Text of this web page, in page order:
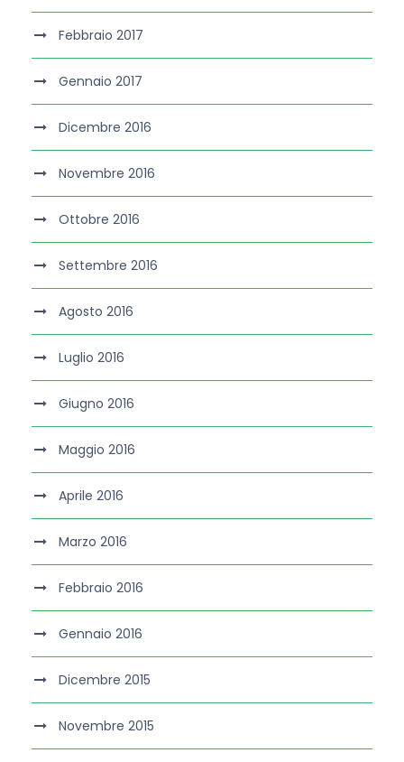
Febbraio 2017
Gennaio 2017
Dicembre 2016
Novembre 2016
Ottobre 2016
Settembre 2016
Agosto 2016
Luglio 2016
Giugno 2016
Maggio 2016
Aprile 2016
Marzo 2016
Febbraio 2016
Gennaio 2016
Dicembre 2015
Novembre 2015